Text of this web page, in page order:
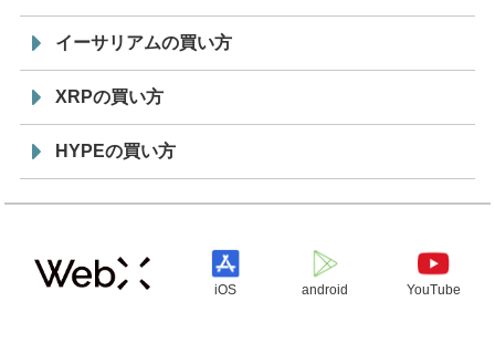
イーサリアムの買い方
XRPの買い方
HYPEの買い方
iOS android YouTube